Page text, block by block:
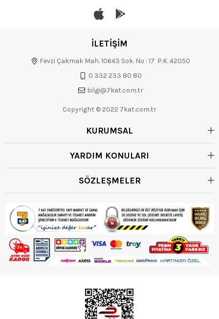
İLETİŞİM
Fevzi Çakmak Mah. 10643 Sok. No : 17 P.K. 42050
0 332 233 80 80
bilgi@7kat.com.tr
Copyright © 2022 7kat.com.tr
KURUMSAL
YARDIM KONULARI
SÖZLEŞMELER